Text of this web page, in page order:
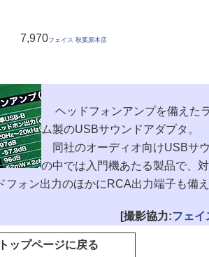
7,970フェイス 秋葉原本店
ヘッドフォンアンプを備えた
ム製のUSBサウンドアダプタ。
同社のオーディオ向けUSBサ
の中では入門機あたる製品で、
ォン出力のほかにRCA出力端子も備え
[撮影協力:フェイ
トップページに戻る